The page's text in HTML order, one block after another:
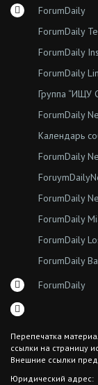
ForumDaily
ForumDaily
ForumDaily
ForumDaily
Группа “ИЩУ
ForumDaily
Календарь
ForumDaily
ForumDaily
ForumDaily
ForumDaily
ForumDaily
ForumDaily
Перепечатка
ссылки на страницу
Внешние ссылки
Юридический адрес: